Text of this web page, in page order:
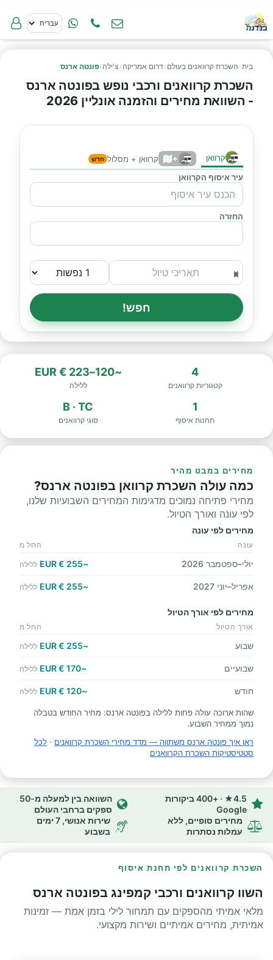
בית› השכרת קרוואנים בעולם ›דרום אמריקה › צ'ילה ›פונטה ארנס
השכרת קרוואנים ורכבי נופש בפונטה ארנס
- השוואת מחירים והזמנה אונליין 2026
קרוואן + קרוואן + מסלול חדש
עיר איסוף הקרוואן
החזרה
חפש!
4
קטגוריות קרוואנים
~120–223 € EUR
ללילה
1
תחנות איסוף
B · TC
סוגי קרוואנים
מחירים במבט מהיר
כמה עולה השכרת קרוואן בפונטה ארנס?
מחירי פתיחה נמוכים מדגימות המחירים השבועיות שלנו,
לפי עונה ואורך הטיול.
מחירים לפי עונה
עונה החל מ
יולי–ספטמבר 2026 ~255 € EUR ללילה
אפריל–יוני 2027 ~255 € EUR ללילה
מחירים לפי אורך הטיול
אורך הטיול החל מ
שבוע ~255 € EUR ללילה
שבועיים ~170 € EUR ללילה
חודש ~120 € EUR ללילה
שהות ארוכה עולה פחות ללילה בפונטה ארנס: מחיר החודש בטבלה
נמוך ממחיר השבוע.
ראו איך פונטה ארנס משתווה — מדד מחירי השכרת קרוואנים · לכל
סטטיסטיקות השכרת הקרוואנים
4.5★ · +400 ביקורות
Google
השוואה בין למעלה מ-50
ספקים ברחבי העולם
מחירים סופיים, ללא
עמלות נסתרות
שירות אנושי, 7 ימים
בשבוע
השכרת קרוואנים לפי תחנת איסוף
השוו קרוואנים ורכבי קמפינג בפונטה ארנס
מלאי אמיתי מהספקים עם תמחור לילי בזמן אמת — זמינות
אמיתית, מחירים אמיתיים ושירות מקצועי.